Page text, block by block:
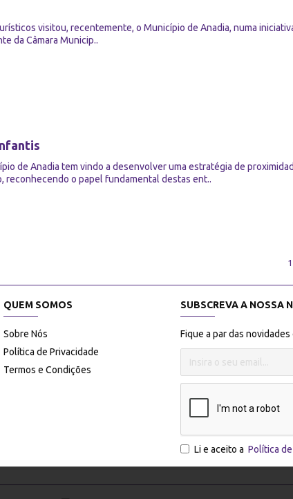
visitou, recentemente, o Município de Anadia, numa
da Câmara Municip..
de Anadia tem vindo a desenvolver uma estratégia de
reconhecendo o papel fundamental destas ent..
QUEM SOMOS
Sobre Nós
Política de Privacidade
Termos e Condições
SUBSCREVA A NOSSA
Fique a par das
Li e aceito a Política